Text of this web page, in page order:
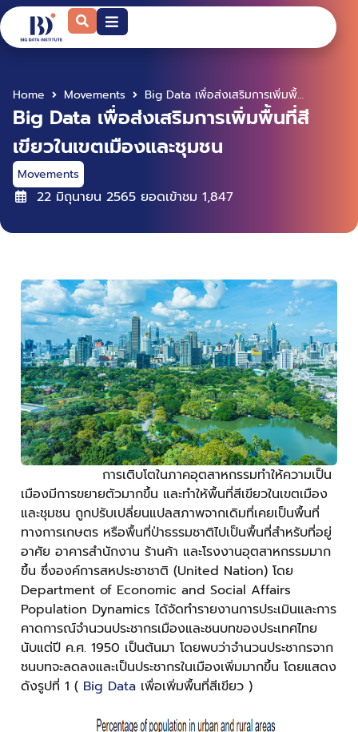
Home Movements Big Data เพื่อส่งเสริมการเพิ่มพื้นที่สีเขียวในเขตเมืองและชุมชน
Big Data เพื่อส่งเสริมการเพิ่มพื้นที่สี
เขียวในเขตเมืองและชุมชน
Movements
22 มิถุนายน 2565 ยอดเข้าชม 1,847
การเติบโตในภาคอุตสาหกรรมทำให้ความเป็น
เมืองมีการขยายตัวมากขึ้น และทำให้พื้นที่สีเขียวในเขตเมือง
และชุมชน ถูกปรับเปลี่ยนแปลสภาพจากเดิมที่เคยเป็นพื้นที่
ทางการเกษตร หรือพื้นที่ป่าธรรมชาติไปเป็นพื้นที่สำหรับที่อยู่
อาศัย อาคารสำนักงาน ร้านค้า และโรงงานอุตสาหกรรมมาก
ขึ้น ซึ่งองค์การสหประชาชาติ (United Nation) โดย
Department of Economic and Social Affairs
Population Dynamics ได้จัดทำรายงานการประเมินและการ
คาดการณ์จำนวนประชากรเมืองและชนบทของประเทศไทย
นับแต่ปี ค.ศ. 1950 เป็นต้นมา โดยพบว่าจำนวนประชากรจาก
ชนบทจะลดลงและเป็นประชากรในเมืองเพิ่มมากขึ้น โดยแสดง
ดังรูปที่ 1 ( Big Data เพื่อเพิ่มพื้นที่สีเขียว )